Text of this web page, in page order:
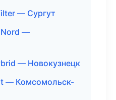
— Сургут
Nord —
— Новокузнецк
— Комсомольск-